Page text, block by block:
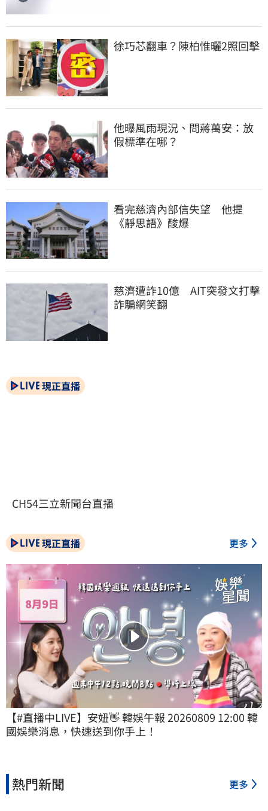
徐巧芯翻車？陳柏惟曬2照回擊
他曝風雨現況、問蔣萬安：放
假標準在哪？
看完慈濟內部信失望　他提
《靜思語》酸爆
慈濟遭詐10億　AIT突發文打擊
詐騙網笑翻
現正直播
CH54三立新聞台直播
現正直播 更多
【#直播中LIVE】安妞👋 韓娛午報 20260809 12:00 韓
國娛樂消息，快速送到你手上！
熱門新聞 更多